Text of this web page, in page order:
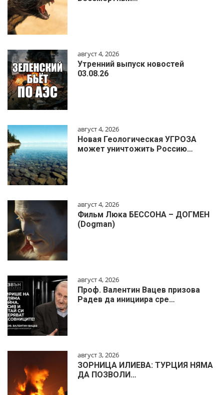
август 4, 2026
Утренний выпуск новостей
03.08.26
август 4, 2026
Новая Геологическая УГРОЗА
может уничтожить Россию…
август 4, 2026
Фильм Люка БЕССОНА – ДОГМЕН
(Dogman)
август 4, 2026
Проф. Валентин Вацев призова
Радев да инициира сре…
август 3, 2026
ЗОРНИЦА ИЛИЕВА: ТУРЦИЯ НЯМА
ДА ПОЗВОЛИ…